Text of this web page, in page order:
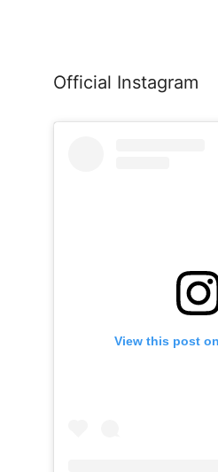
Official Instagram
View this post